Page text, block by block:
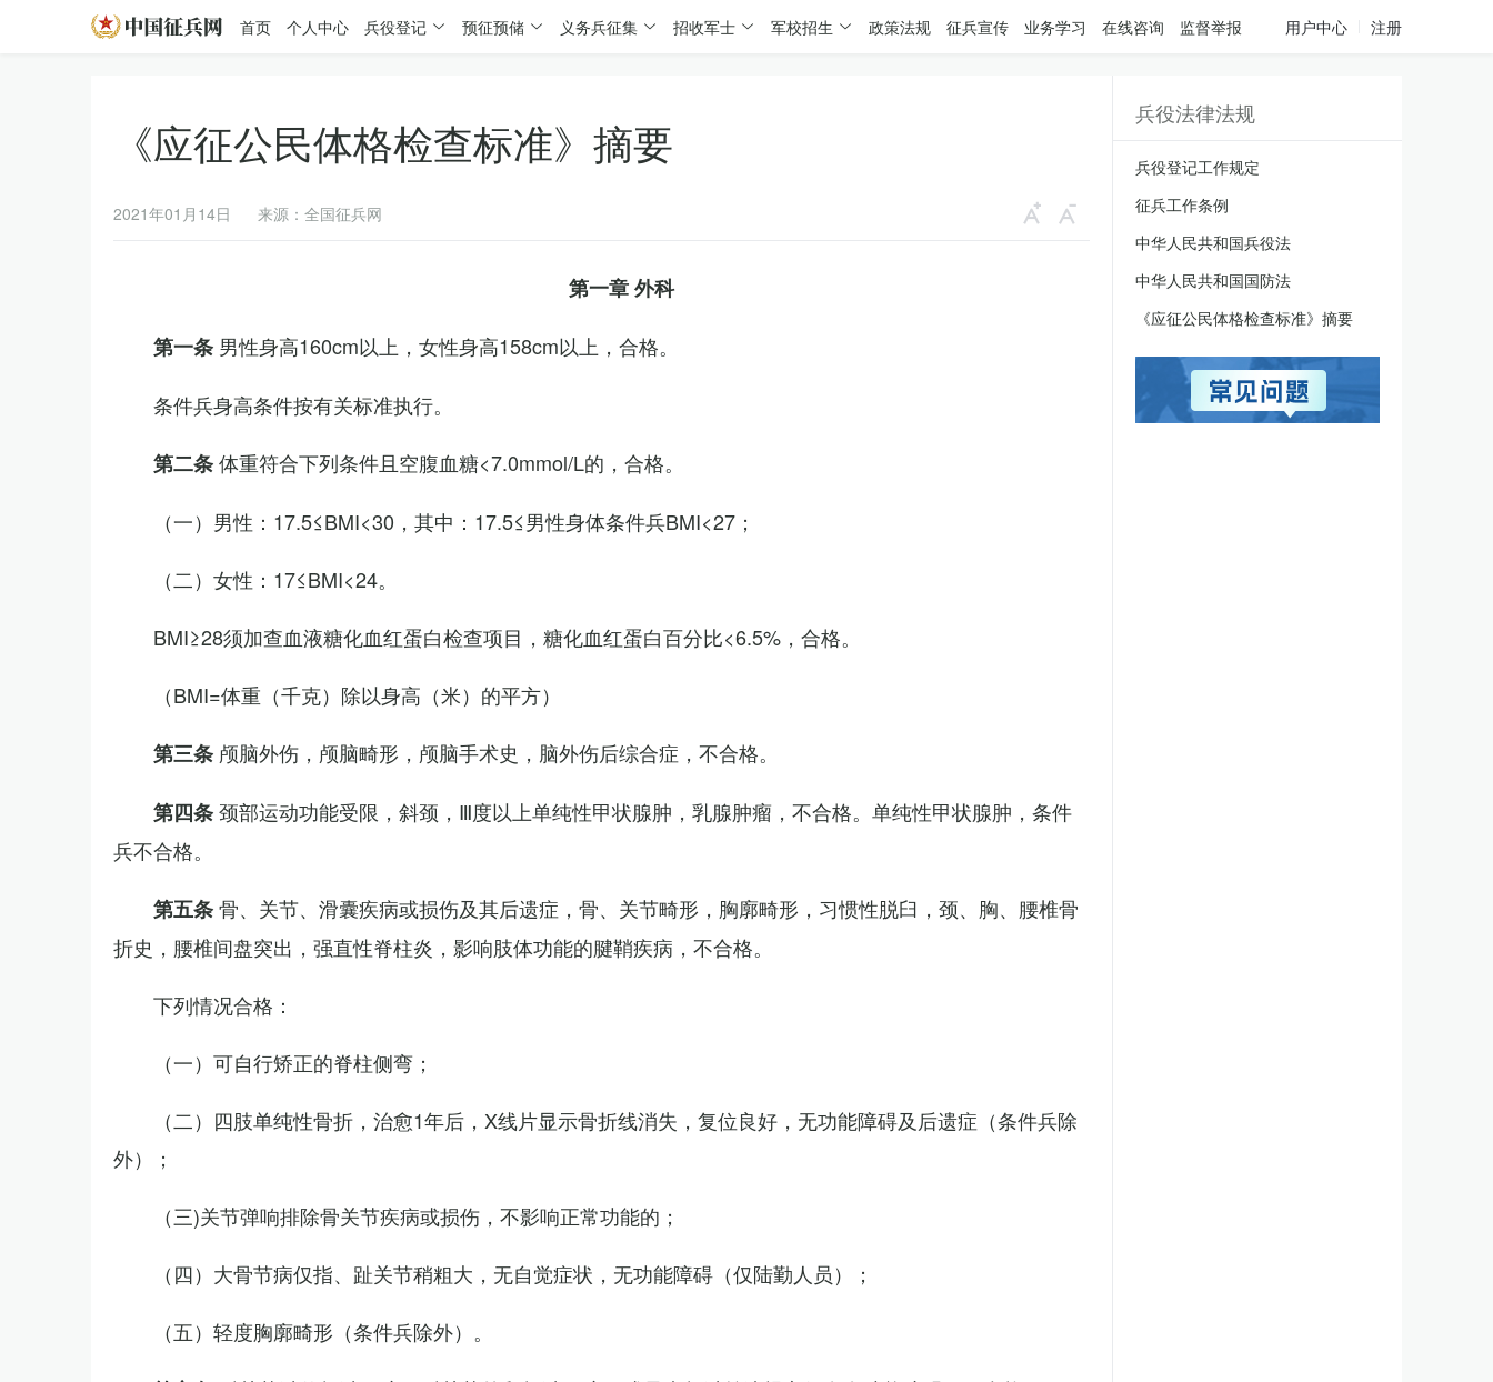
首页 个人中心 兵役登记 预征预储 义务兵征集 招收军士 军校招生 政策法规 征兵宣传 业务学习 在线咨询 监督举报 用户中心 注册
《应征公民体格检查标准》摘要
2021年01月14日 来源：全国征兵网
第一章 外科
第一条 男性身高160cm以上，女性身高158cm以上，合格。
条件兵身高条件按有关标准执行。
第二条体重符合下列条件且空腹血糖<7.0mmol/L的，合格。
（一）男性：17.5≤BMI<30，其中：17.5≤男性身体条件兵BMI<27；
（二）女性：17≤BMI<24。
BMI≥28须加查血液糖化血红蛋白检查项目，糖化血红蛋白百分比<6.5%，合格。
（BMI=体重（千克）除以身高（米）的平方）
第三条 颅脑外伤，颅脑畸形，颅脑手术史，脑外伤后综合症，不合格。
第四条颈部运动功能受限，斜颈，Ⅲ度以上单纯性甲状腺肿，乳腺肿瘤，不合格。单纯性甲状腺肿，条件
兵不合格。
第五条骨、关节、滑囊疾病或损伤及其后遗症，骨、关节畸形，胸廓畸形，习惯性脱臼，颈、胸、腰椎骨
折史，腰椎间盘突出，强直性脊柱炎，影响肢体功能的腱鞘疾病，不合格。
下列情况合格：
（一）可自行矫正的脊柱侧弯；
（二）四肢单纯性骨折，治愈1年后，X线片显示骨折线消失，复位良好，无功能障碍及后遗症（条件兵除
外）；
（三)关节弹响排除骨关节疾病或损伤，不影响正常功能的；
（四）大骨节病仅指、趾关节稍粗大，无自觉症状，无功能障碍（仅陆勤人员）；
（五）轻度胸廓畸形（条件兵除外）。
兵役法律法规
兵役登记工作规定
征兵工作条例
中华人民共和国兵役法
中华人民共和国国防法
《应征公民体格检查标准》摘要